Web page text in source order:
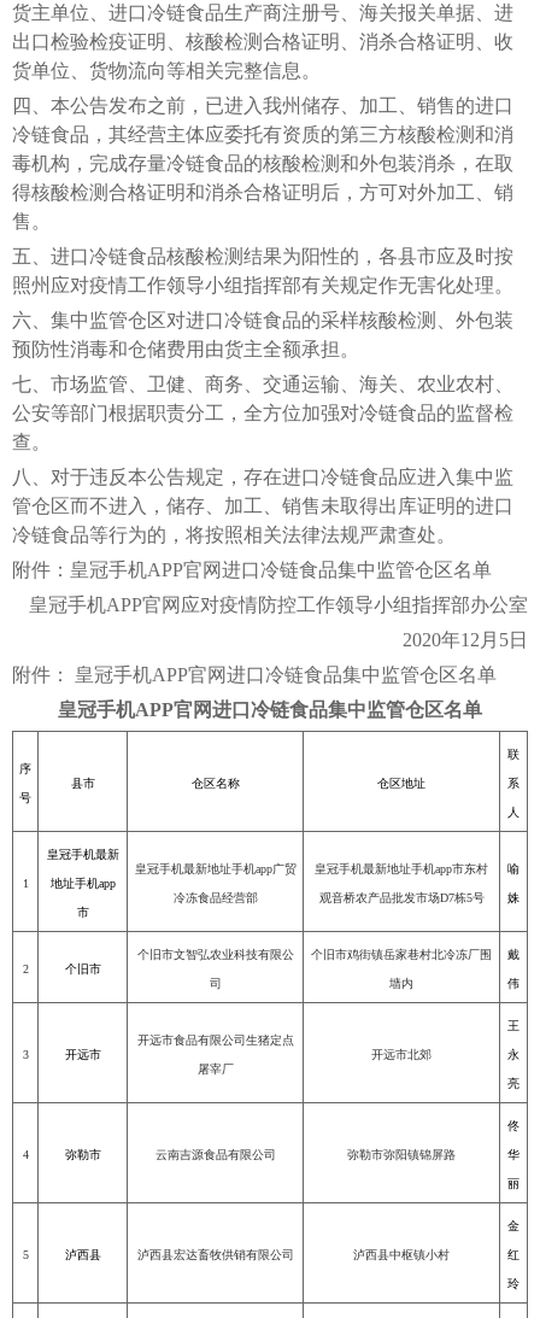
货主单位、进口冷链食品生产商注册号、海关报关单据、进
出口检验检疫证明、核酸检测合格证明、消杀合格证明、收
货单位、货物流向等相关完整信息。
四、本公告发布之前，已进入我州储存、加工、销售的进口
冷链食品，其经营主体应委托有资质的第三方核酸检测和消
毒机构，完成存量冷链食品的核酸检测和外包装消杀，在取
得核酸检测合格证明和消杀合格证明后，方可对外加工、销
售。
五、进口冷链食品核酸检测结果为阳性的，各县市应及时按
照州应对疫情工作领导小组指挥部有关规定作无害化处理。
六、集中监管仓区对进口冷链食品的采样核酸检测、外包装
预防性消毒和仓储费用由货主全额承担。
七、市场监管、卫健、商务、交通运输、海关、农业农村、
公安等部门根据职责分工，全方位加强对冷链食品的监督检
查。
八、对于违反本公告规定，存在进口冷链食品应进入集中监
管仓区而不进入，储存、加工、销售未取得出库证明的进口
冷链食品等行为的，将按照相关法律法规严肃查处。
附件：皇冠手机APP官网进口冷链食品集中监管仓区名单
皇冠手机APP官网应对疫情防控工作领导小组指挥部办公室
2020年12月5日
附件： 皇冠手机APP官网进口冷链食品集中监管仓区名单
皇冠手机APP官网进口冷链食品集中监管仓区名单
序
号
县市 仓区名称 仓区地址
联
系
人
1
皇冠手机最新
地址手机app
市
皇冠手机最新地址手机app广贸
冷冻食品经营部
皇冠手机最新地址手机app市东村
观音桥农产品批发市场D7栋5号
喻
姝
2 个旧市
个旧市文智弘农业科技有限公
司
个旧市鸡街镇岳家巷村北冷冻厂围
墙内
戴
伟
3 开远市
开远市食品有限公司生猪定点
屠宰厂
开远市北郊
王
永
亮
4 弥勒市 云南吉源食品有限公司 弥勒市弥阳镇锦屏路
佟
华
丽
5 泸西县 泸西县宏达畜牧供销有限公司 泸西县中枢镇小村
金
红
玲